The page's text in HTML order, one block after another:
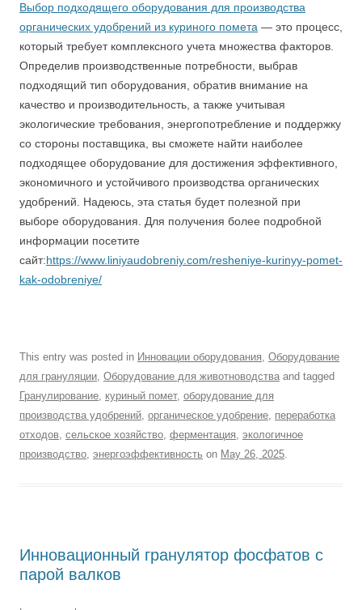
Выбор подходящего оборудования для производства
органических удобрений из куриного помета — это процесс,
который требует комплексного учета множества факторов.
Определив производственные потребности, выбрав
подходящий тип оборудования, обратив внимание на
качество и производительность, а также учитывая
экологические требования, энергопотребление и поддержку
со стороны поставщика, вы сможете найти наиболее
подходящее оборудование для достижения эффективного,
экономичного и устойчивого производства органических
удобрений. Надеюсь, эта статья будет полезной при
выборе оборудования. Для получения более подробной
информации посетите
сайт:https://www.liniyaudobreniy.com/resheniye-kurinyy-pomet-
kak-odobreniye/
This entry was posted in Инновации оборудования, Оборудование
для грануляции, Оборудование для животноводства and tagged
Гранулирование, куриный помет, оборудование для
производства удобрений, органическое удобрение, переработка
отходов, сельское хозяйство, ферментация, экологичное
производство, энергоэффективность on May 26, 2025.
Инновационный гранулятор фосфатов с
парой валков